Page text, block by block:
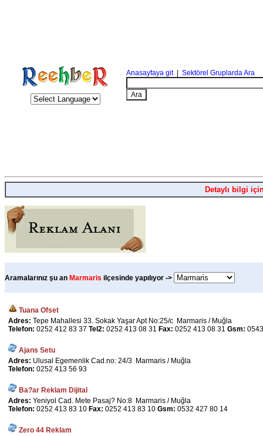
Anasayfaya git| Sektörel Gruplarda Ara
Detaylı bilgi
Aramalarınız şu an Marmaris ilçesinde yapılıyor ->
Tuana Ofset
Adres: Tepe Mahallesi 33. Sokak Yaşar Apt No:25/c Marmaris / Muğla
Telefon: 0252 412 83 37 Tel2: 0252 413 08 31 Fax: 0252 413 08 31 Gsm:
Ajans Setu
Adres: Ulusal Egemenlik Cad.no: 24/3 Marmaris / Muğla
Telefon: 0252 413 56 93
Ba?ar Reklam Dijital
Adres: Yeniyol Cad. Mete Pasaj? No:8 Marmaris / Muğla
Telefon: 0252 413 83 10 Fax: 0252 413 83 10 Gsm: 0532 427 80 14
Zero 44 Reklam